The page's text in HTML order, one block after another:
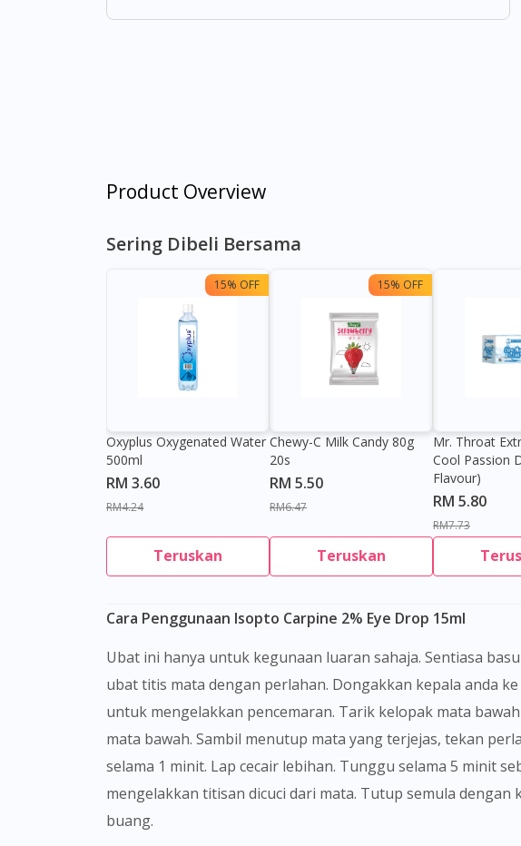
Product Overview
Sering Dibeli Bersama
15% OFF
Oxyplus Oxygenated Water
500ml
RM 3.60
RM4.24
Teruskan
15% OFF
Chewy-C Milk Candy 80g
20s
RM 5.50
RM6.47
Teruskan
Mr. Throat
Cool Passion
Flavour)
RM 5.80
RM7.73
Cara Penggunaan Isopto Carpine 2% Eye Drop 15ml
Ubat ini hanya untuk kegunaan luaran sahaja. Sentiasa basuh tangan anda sebelum dan selepas menggunakan ubat titis mata. Goncangkan botol
ubat titis mata dengan perlahan. Dongakkan kepala anda
untuk mengelakkan pencemaran. Tarik kelopak mata
mata bawah. Sambil menutup mata yang terjejas, tekan
selama 1 minit. Lap cecair lebihan. Tunggu selama 5 minit
mengelakkan titisan dicuci dari mata. Tutup semula
buang.